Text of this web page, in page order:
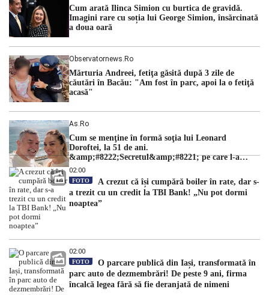
hidrologic din ultimii ani. Lipsa […]
Cum arată Ilinca Simion cu burtica de gravidă.
Imagini rare cu soția lui George Simion, însărcinată
a doua oară
Observatornews.ro
Mărturia Andreei, fetiţa găsită după 3 zile de
căutări în Bacău: "Am fost în parc, apoi la o fetiţă
acasă"
As.ro
Cum se menţine în formă soţia lui Leonard
Doroftei, la 51 de ani.
&amp;#8222;Secretul&amp;#8221; pe care l-a
dezvăluit
02:00
FOTO
A crezut că își cumpără boiler în rate, dar s-
a trezit cu un credit la TBI Bank! „Nu pot dormi
noaptea”
02:00
FOTO
O parcare publică din Iași, transformată în
parc auto de dezmembrări! De peste 9 ani, firma
încalcă legea fără să fie deranjată de nimeni